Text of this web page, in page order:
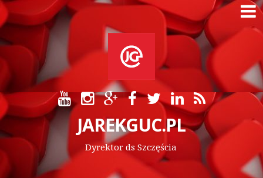
Skip
to
content
JAREKGUC.PL
Dyrektor ds Szczęścia